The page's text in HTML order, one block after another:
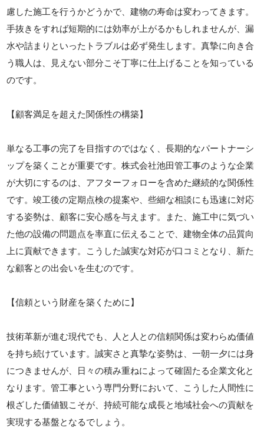
慮した施工を行うかどうかで、建物の寿命は変わってきます。
手抜きをすれば短期的には効率が上がるかもしれませんが、漏
水や詰まりといったトラブルは必ず発生します。真摯に向き合
う職人は、見えない部分こそ丁寧に仕上げることを知っている
のです。
【顧客満足を超えた関係性の構築】
単なる工事の完了を目指すのではなく、長期的なパートナーシ
ップを築くことが重要です。株式会社池田管工事のような企業
が大切にするのは、アフターフォローを含めた継続的な関係性
です。竣工後の定期点検の提案や、些細な相談にも迅速に対応
する姿勢は、顧客に安心感を与えます。また、施工中に気づい
た他の設備の問題点を率直に伝えることで、建物全体の品質向
上に貢献できます。こうした誠実な対応が口コミとなり、新た
な顧客との出会いを生むのです。
【信頼という財産を築くために】
技術革新が進む現代でも、人と人との信頼関係は変わらぬ価値
を持ち続けています。誠実さと真摯な姿勢は、一朝一夕には身
につきませんが、日々の積み重ねによって確固たる企業文化と
なります。管工事という専門分野において、こうした人間性に
根ざした価値観こそが、持続可能な成長と地域社会への貢献を
実現する基盤となるでしょう。